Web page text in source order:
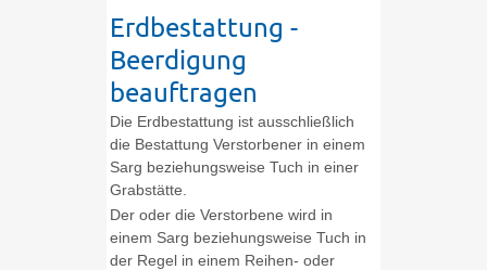
Erdbestattung -
Beerdigung
beauftragen
Die Erdbestattung ist ausschließlich
die Bestattung Verstorbener in einem
Sarg beziehungsweise Tuch in einer
Grabstätte.
Der oder die Verstorbene wird in
einem Sarg beziehungsweise Tuch in
der Regel in einem Reihen- oder